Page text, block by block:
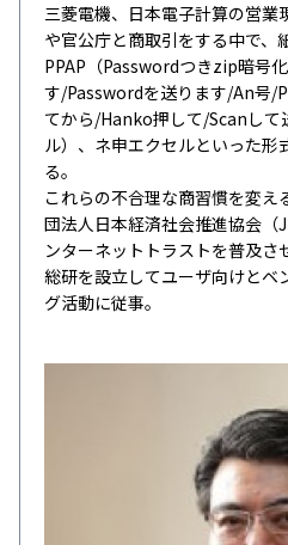
三菱電機、日本電子計算の営業
や官公庁と商取引をする中で、
PPAP（Passwordつきzip暗号
す/Passwordを送ります/An号/
てから/Hanko押して/Scanして
ル）、ネ申エクセルといった形
る。
これらの不合理な商習慣を変
団法人日本経済社会推進協会（
ンターネットトラストを普及さ
総研を設立してユーザ向けとベ
グ活動に従事。